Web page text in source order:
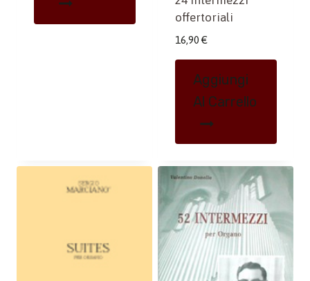
offertoriali
16,90 €
Aggiungi
Al Carrello